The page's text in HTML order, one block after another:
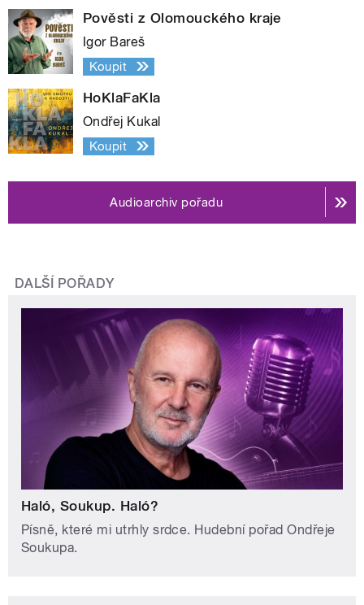
Pověsti z Olomouckého kraje
Igor Bareš
Koupit
HoKlaFaKla
Ondřej Kukal
Koupit
Audioarchiv pořadu
DALŠÍ POŘADY
Haló, Soukup. Haló?
Písně, které mi utrhly srdce. Hudební pořad Ondřeje
Soukupa.